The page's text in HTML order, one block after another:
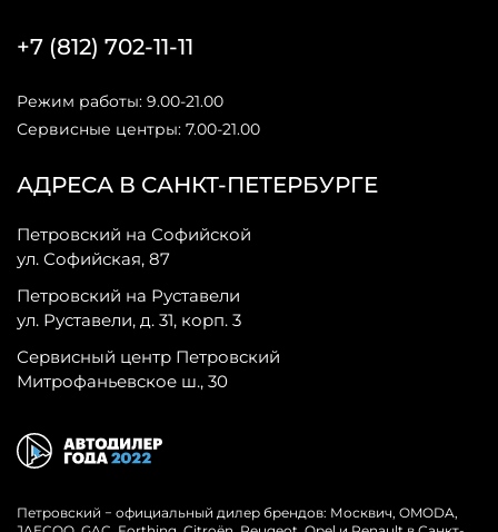
АДРЕСА В САНКТ-ПЕТЕРБУРГЕ
Петровский на Софийской
ул. Софийская, 87
Петровский на Руставели
ул. Руставели, д. 31, корп. 3
Сервисный центр Петровский
Митрофаньевское ш., 30
+7 (812) 702-11-11
Режим работы: 9.00-21.00
Сервисные центры: 7.00-21.00
Петровский − официальный дилер брендов: Москвич, OMODA,